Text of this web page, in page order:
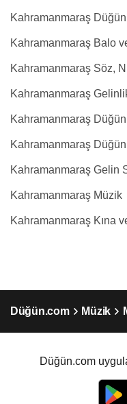
Kahramanmaraş
Kahramanmaraş Balo
Kahramanmaraş Söz,
Kahramanmaraş
Kahramanmaraş
Kahramanmaraş Düğün
Kahramanmaraş Gelin
Kahramanmaraş Müzik
Kahramanmaraş Kına
Düğün.com Müzik
Düğün.com